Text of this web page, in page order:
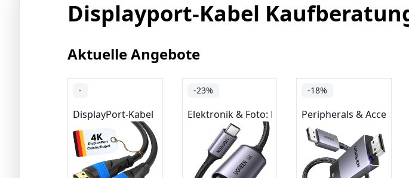
Displayport-Kabel
Aktuelle Angebote
-
DisplayPort-Kabel
-23%
Elektronik & Foto: Produkte mit Umwelt-Label
-18%
Peripherals &